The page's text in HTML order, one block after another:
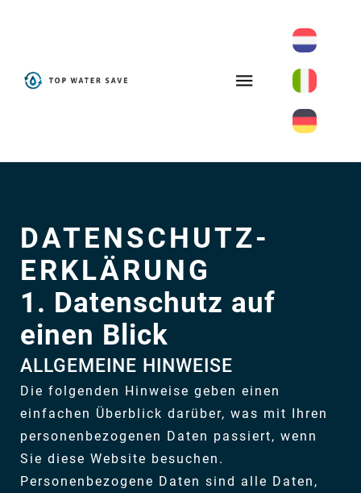
DATENSCHUTZ­
ERKLÄRUNG
1. Datenschutz auf
einen Blick
ALLGEMEINE HINWEISE
Die folgenden Hinweise geben einen
einfachen Überblick darüber, was mit Ihren
personenbezogenen Daten passiert, wenn
Sie diese Website besuchen.
Personenbezogene Daten sind alle Daten,